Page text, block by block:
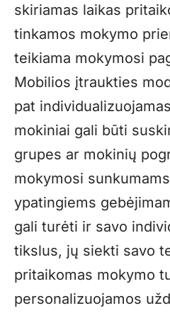
skiriamas laikas
tinkamos mokymo
teikiama mokymosi
Mobilios įtraukties
pat
mokiniai gali būti
grupes ar mokinių
mokymosi
ypatingiems
gali turėti ir savo
tikslus, jų siekti savo
pritaikomas mokymo
personalizuojamos